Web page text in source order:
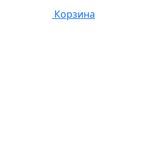
Корзина